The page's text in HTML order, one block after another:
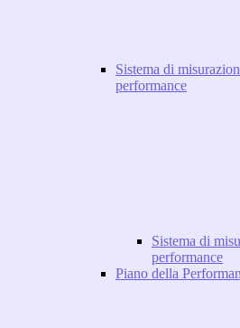
Sistema di
performance
Sistema di
performance
Piano della